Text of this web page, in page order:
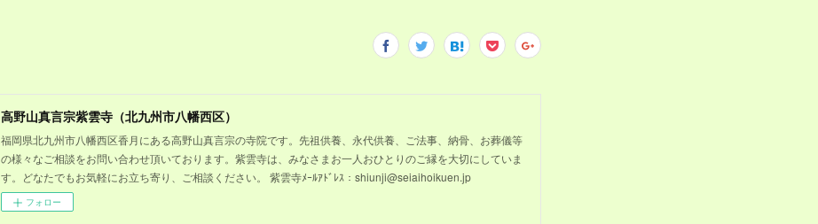
高野山真言宗紫雲寺（北九州市八幡西区）
福岡県北九州市八幡西区香月にある高野山真言宗の寺院です。先祖供養、永代供養、ご法事、納骨、お葬儀等
の様々なご相談をお問い合わせ頂いております。紫雲寺は、みなさまお一人おひとりのご縁を大切にしていま
す。どなたでもお気軽にお立ち寄り、ご相談ください。 紫雲寺ﾒｰﾙｱﾄﾞﾚｽ：shiunji@seiaihoikuen.jp
フォロー